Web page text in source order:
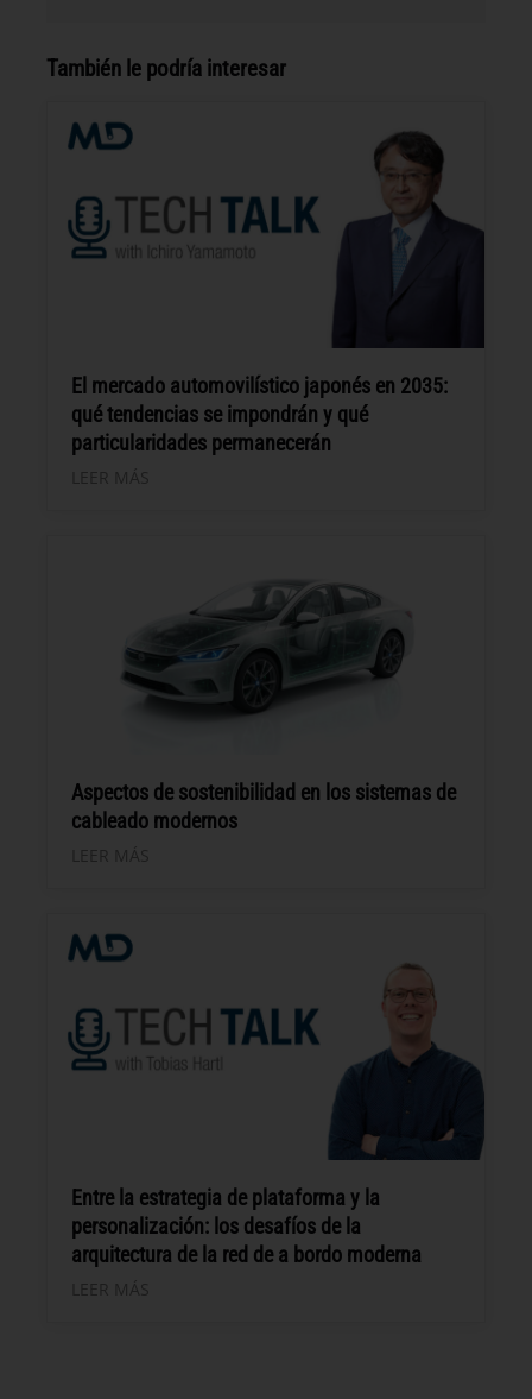
También le podría interesar
El mercado automovilístico japonés en 2035:
qué tendencias se impondrán y qué
particularidades permanecerán
Aspectos de sostenibilidad en los sistemas de
cableado modernos
Entre la estrategia de plataforma y la
personalización: los desafíos de la
arquitectura de la red de a bordo moderna